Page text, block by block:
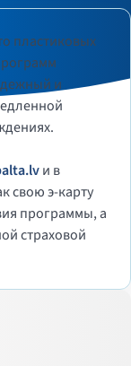
пластиковых
и
и в
свою э-карту
программы, а
страховой